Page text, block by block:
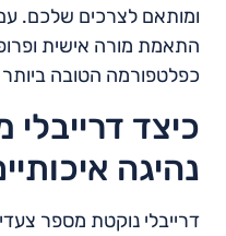
ומותאם לצרכים שלכם.
התאמת מורה אישית
כפלטפורמה הטובה
כיצד
נהיגה
דרייבלי נוקטת מספר